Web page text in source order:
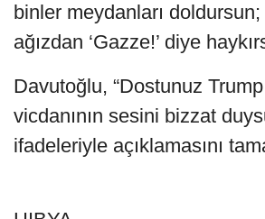
binler meydanları
ağızdan ‘Gazze!’ diye
Davutoğlu, “Dostunuz
vicdanının sesini bizzat
ifadeleriyle açıklamasını